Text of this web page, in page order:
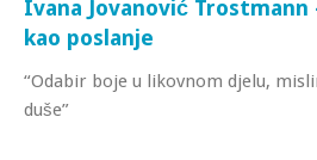
Ivana Jovanović
kao poslanje
“Odabir boje u likovnom djelu,
duše”